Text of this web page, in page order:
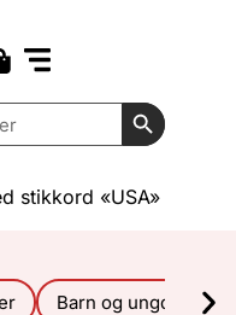
Search
stikkord «USA»
Barn og ungdom